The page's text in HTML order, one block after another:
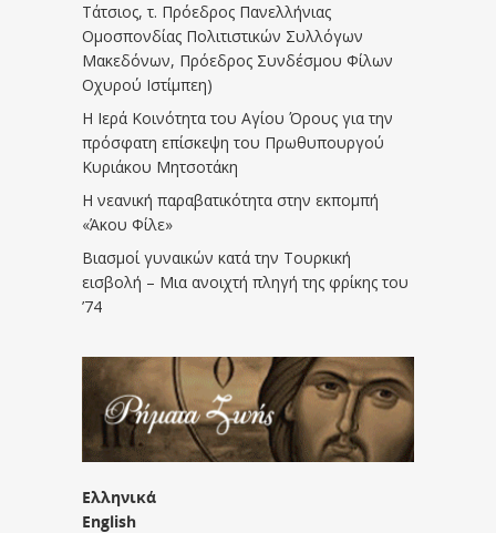
Τάτσιος, τ. Πρόεδρος Πανελλήνιας
Ομοσπονδίας Πολιτιστικών Συλλόγων
Μακεδόνων, Πρόεδρος Συνδέσμου Φίλων
Οχυρού Ιστίμπεη)
Η Ιερά Κοινότητα του Αγίου Όρους για την
πρόσφατη επίσκεψη του Πρωθυπουργού
Κυριάκου Μητσοτάκη
Η νεανική παραβατικότητα στην εκπομπή
«Άκου Φίλε»
Βιασμοί γυναικών κατά την Τουρκική
εισβολή – Μια ανοιχτή πληγή της φρίκης του
’74
Ελληνικά
English